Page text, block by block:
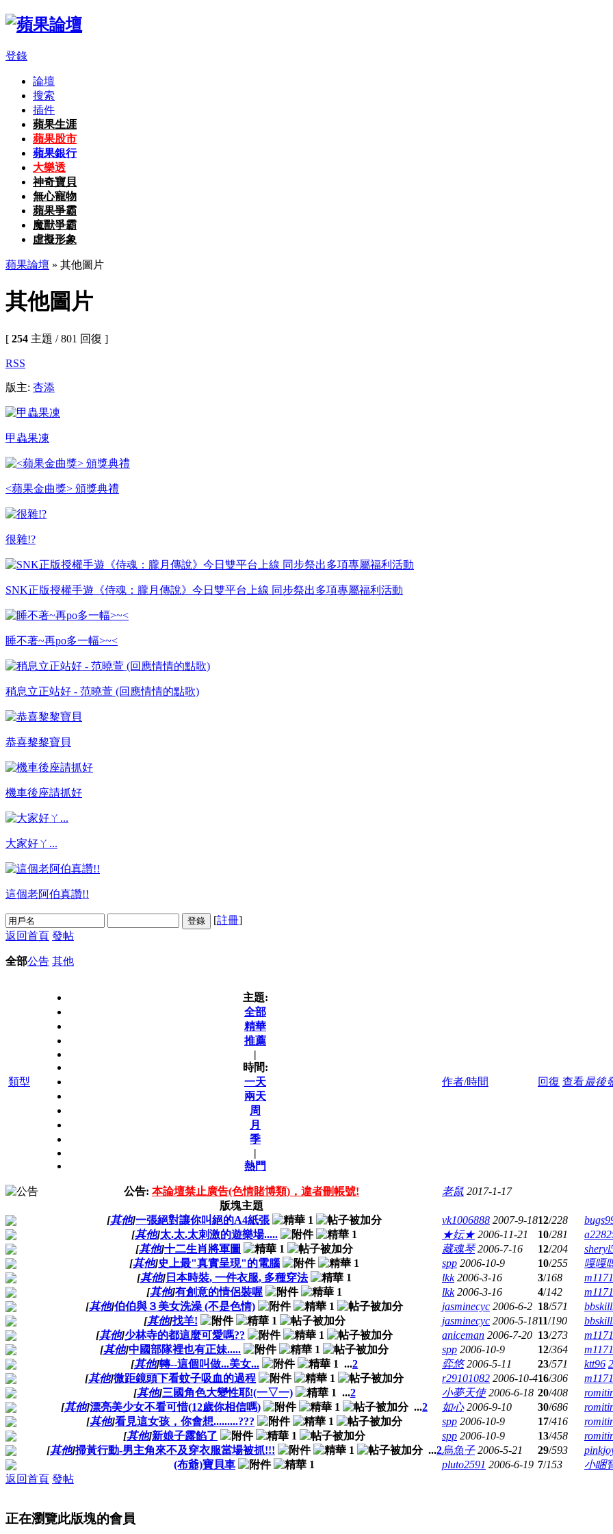
登錄
論壇
搜索
插件
蘋果生涯
蘋果股市
蘋果銀行
大樂透
神奇寶貝
無心寵物
蘋果爭霸
魔獸爭霸
虛擬形象
蘋果論壇 » 其他圖片
其他圖片
[ 254 主題 / 801 回復 ]
RSS
版主: 杏添
甲蟲果凍
<蘋果金曲獎> 頒獎典禮
很雜!?
SNK正版授權手遊《侍魂：朧月傳說》今日雙平台上線 同步祭出多項專屬福利活動
睡不著~再po多一幅>~<
稍息立正站好 - 范曉萱 (回應情情的點歌)
恭喜黎黎寶貝
機車後座請抓好
大家好ㄚ...
這個老阿伯真讚!!
登錄 [註冊]
返回首頁 發帖
全部公告 其他
類型
主題:
全部
精華
推薦
|
時間:
一天
兩天
周
月
季
|
熱門
作者/時間 回復 查看最後
公告: 本論壇禁止廣告(色情賭博類)，違者刪帳號! 老鼠 2017-1-17
版塊主題
[其他]一張絕對讓你叫絕的A4紙張 vk1006888 2007-9-1812/228
[其他]太.太.太刺激的遊樂場..... ★妘★ 2006-11-21 10/281
[其他]十二生肖將軍圖 藏魂琴 2006-7-16 12/204
[其他]史上最"真實呈現"的電腦 spp 2006-10-9 10/255 嘎嘎
[其他] 日本時裝, 一件衣服, 多種穿法 lkk 2006-3-16 3/168
[其他]有創意的情侶裝喔 lkk 2006-3-16 4/142
[其他]伯伯與３美女洗澡 (不是色情) jasminecyc 2006-6-2 18/571
[其他]找羊! jasminecyc 2006-5-1811/190
[其他]少林寺的都這麼可愛嗎?? aniceman 2006-7-20 13/273
[其他]中國部隊裡也有正妹..... spp 2006-10-9 12/364
[其他]轉--這個叫做...美女... ...2 弈悠 2006-5-11 23/571 ktt96
[其他]微距鏡頭下看蚊子吸血的過程 r29101082 2006-10-416/306
[其他]三國角色大變性耶!(一▽一) ...2 小夢天使 2006-6-18 20/408
[其他]漂亮美少女不看可惜(12歲你相信嗎) ...2 如心 2006-9-10 30/686
[其他]看見這女孩，你會想.........??? spp 2006-10-9 17/416
[其他]新娘子露餡了 spp 2006-10-9 13/458
[其他]掃黃行動-男主角來不及穿衣服當場被抓!!! ...2烏魚子 2006-5-21 29/593
(布爺)寶貝車
pluto2591 2006-6-19 7/153 小睏
返回首頁 發帖
正在瀏覽此版塊的會員